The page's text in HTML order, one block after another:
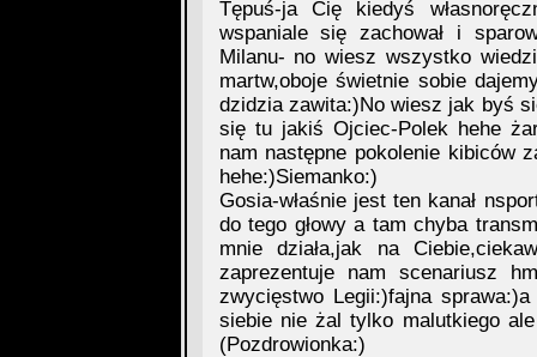
Tępuś-ja Cię kiedyś
wspaniale się zachował i
Milanu- no wiesz wszystko
martw,oboje świetnie sobie
dzidzia zawita:)No wiesz jak byś
się tu jakiś Ojciec-Polek hehe
nam następne pokolenie kibiców
hehe:)Siemanko:)
Gosia-właśnie jest ten kanał
do tego głowy a tam chyba
mnie działa,jak na
zaprezentuje nam scenariusz
zwycięstwo Legii:)fajna
siebie nie żal tylko malutkiego
(Pozdrowionka:)